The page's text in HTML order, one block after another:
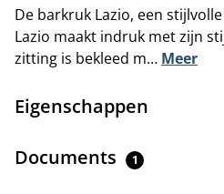
De barkruk Lazio, een
Lazio maakt indruk met zijn
zitting is bekleed m… Meer
Eigenschappen
Documents 1